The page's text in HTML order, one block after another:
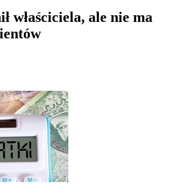
właściciela, ale nie ma